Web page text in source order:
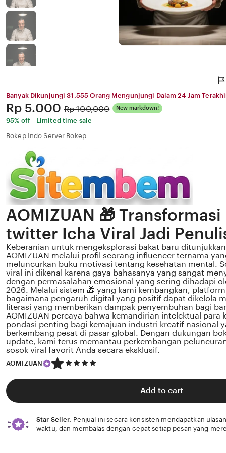
Banyak Dikunjungi 31.555 Orang Mengunjungi Dalam 24 Jam
Price:
Rp 5.000 Original
Price:
Rp 100,000 New markdown!
95% off
Limited time sale
Bokep Indo Server Bokep
AOMIZUAN 🎁
twitter Icha Viral Jadi
Keberanian untuk mengeksplorasi bakat baru
AOMIZUAN melalui profil seorang influencer ternama
meluncurkan buku motivasi tentang kesehatan mental.
viral ini dikenal karena gaya bahasanya yang sangat
dengan permasalahan emosional yang sering dihadapi
2026. Melalui sistem 🎁 yang kami kembangkan,
bagaimana pengaruh digital yang positif dapat dikelola
literasi yang memberikan dampak penyembuhan bagi
AOMIZUAN percaya bahwa kemandirian intelektual para
pondasi penting bagi kemajuan industri kreatif nasional
berkembang pesat di pasar global. Dengan dukungan
update, kami terus memantau perkembangan
sosok viral favorit Anda secara eksklusif.
AOMIZUAN
5
out
of
Add to cart
Star Seller. Penjual ini secara konsisten mendapatkan
waktu, dan membalas dengan cepat setiap pesan yang